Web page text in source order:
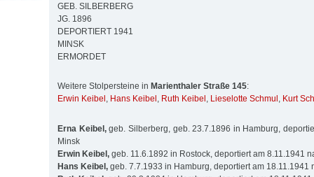
GEB. SILBERBERG
JG. 1896
DEPORTIERT 1941
MINSK
ERMORDET
Weitere Stolpersteine in Marienthaler Straße 145:
Erwin Keibel , Hans Keibel , Ruth Keibel , Lieselotte Schmul , Kurt
Erna Keibel,geb. Silberberg, geb. 23.7.1896 in Hamburg,
Minsk
Erwin Keibel, geb. 11.6.1892 in Rostock, deportiert am 8.11.1941
Hans Keibel, geb. 7.7.1933 in Hamburg, deportiert am 18.11.1941